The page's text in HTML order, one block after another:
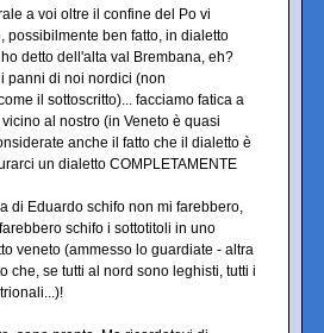
a voi oltre il confine del Po vi
possibilmente ben fatto, in dialetto
detto dell'alta val Brembana, eh?
panni di noi nordici (non
il sottoscritto)... facciamo fatica a
al nostro (in Veneto è quasi
anche il fatto che il dialetto è
un dialetto COMPLETAMENTE
di Eduardo schifo non mi farebbero,
schifo i sottotitoli in uno
veneto (ammesso lo guardiate - altra
che, se tutti al nord sono leghisti, tutti i